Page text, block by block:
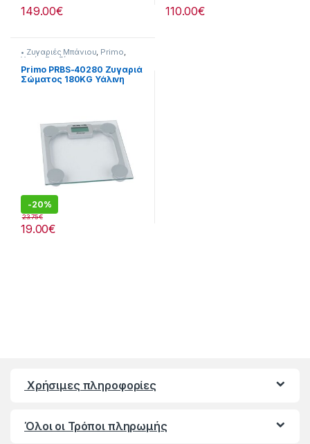
149.00€ 110.00€
• Ζυγαριές Μπάνιου, Primo,
Υγεία-Ευεξία
Primo PRBS-40280 Ζυγαριά
Σώματος 180KG Υάλινη
-20%
19.00€
23.75€
Χρήσιμες πληροφορίες
Όλοι οι Τρόποι πληρωμής